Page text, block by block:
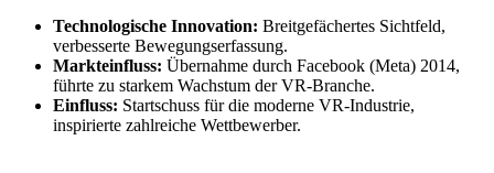
Technologische Innovation: Breitgefächertes Sichtfeld,
verbesserte Bewegungserfassung.
Markteinfluss: Übernahme durch Facebook (Meta) 2014,
führte zu starkem Wachstum der VR-Branche.
Einfluss: Startschuss für die moderne VR-Industrie,
inspirierte zahlreiche Wettbewerber.